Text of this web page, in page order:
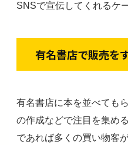
SNSで宣伝してくれるケ
有名書店で販売を
有名書店に本を並べても
の作成などで注目を集め
であれば多くの買い物客